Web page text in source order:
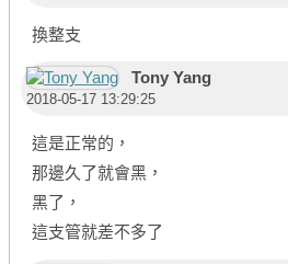
換整支
Tony Yang
2018-05-17 13:29:25
這是正常的，
那邊久了就會黑，
黑了，
這支管就差不多了